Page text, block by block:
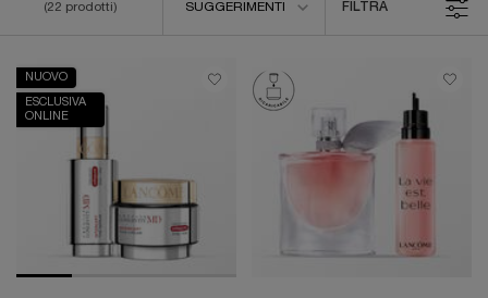
(22 prodotti)
SUGGERIMENTI
FILTRA
NUOVO
ESCLUSIVA
ONLINE